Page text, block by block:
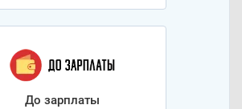
До зарплаты